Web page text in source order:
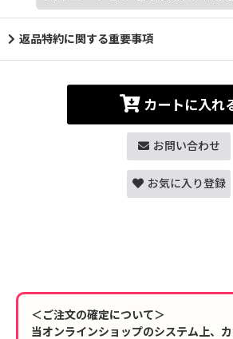
返品特約に関する重要事項
カートに入れ
お問い合わせ
お気に入り登録
＜ご注文の確定について＞
当オンラインショップのシステム上、